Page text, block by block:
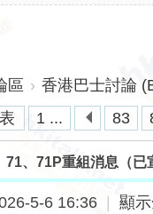
區 › 香港巴士討論
1 ...
83
、71P重組消息（已
5-6 16:36 顯